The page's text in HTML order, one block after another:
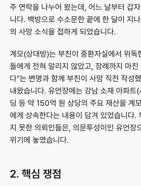
주 연락을 나누어 왔는데, 어느 날부터 갑
니다. 백방으로 수소문한 끝에 한 달이 지
의 사망 소식을 접하게 되었습니다.
계모(상대방)는 부친이 중환자실에서 위독
들에게 전혀 알리지 않았고, 장례까지 마
다"는 변명과 함께 부친이 사망 직전 작성
내왔습니다. 유언장에는 강남 소재 아파트
딩 등 약 150억 원 상당의 주요 재산을 계
에게 상속한다는 내용이 담겨 있었습니다.
지 못한 의뢰인들은, 의문투성이인 유언장
위기에 놓였습니다.
2. 핵심 쟁점